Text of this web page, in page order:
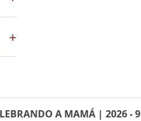
+
A MAMÁ | 2026 - 9